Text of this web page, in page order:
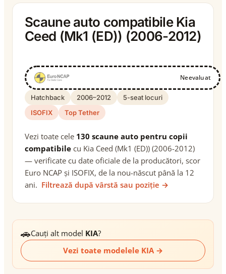
Scaune auto compatibile Kia
Ceed (Mk1 (ED)) (2006-2012)
Neevaluat
Hatchback 2006–2012
5-seat locuri
ISOFIX
Top Tether
Vezi toate cele 130 scaune auto pentru copii
compatibile cu Kia Ceed (Mk1 (ED)) (2006-2012)
— verificate cu date oficiale de la producători, scor
Euro NCAP și ISOFIX, de la nou-născut până la 12
ani. Filtrează după vârstă sau poziție →
🚗Cauți alt model KIA?
Vezi toate modelele KIA →